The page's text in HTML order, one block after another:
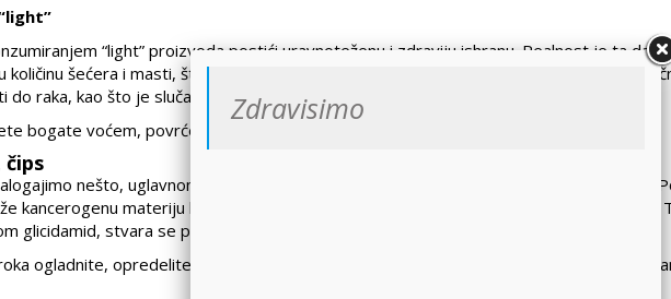
“light” proizvoda postići uravnoteženu i zdraviju ishranu. Realnost je ta da
šećera i masti, što ne znači da doprinose mršavljenju. Štaviše, sadrže
raka, kao što je slučaj sa veštačkim zaslađivačima.
bogate voćem, povrćem i žitaricama.
nešto, uglavnom se odlučimo za pomfrit ili neku grickalicu, kao što je npr. čips.
kancerogenu materiju koja nastaje nakon izlaganja namirnica visokim temperaturama.
glicidamid, stvara se prilikom prženja ovih namirnica na visokim temperaturama u ulju.
ogladnite, opredelite se za neku voćku, jogurt, suvo voće ili bilo koju drugu zdravu
Zdravisimo